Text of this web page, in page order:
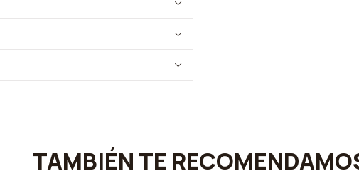
TAMBIÉN TE